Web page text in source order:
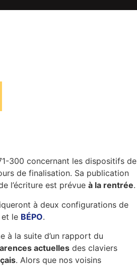
300 concernant les dispositifs de
de finalisation. Sa publication
l’écriture est prévue à la rentrée.
à deux configurations de
et le BÉPO.
à la suite d’un rapport du
actuelles des claviers
. Alors que nos voisins